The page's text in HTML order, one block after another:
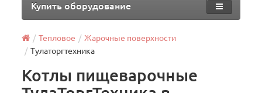
Купить оборудование
Тепловое
Жарочные поверхности
Тулаторгтехника
Котлы пищеварочные